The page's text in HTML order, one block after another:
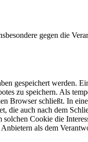
gegen die
gespeichert werden.
zu speichern. Als
Browser schließt. In
die auch nach dem
Cookie die
als dem